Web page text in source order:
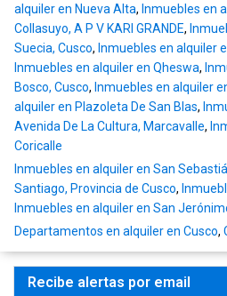
alquiler en Nueva Alta, Inmuebles en
Collasuyo, A P V KARI GRANDE,
Suecia, Cusco, Inmuebles en alquiler
Inmuebles en alquiler en Qheswa,
Bosco, Cusco, Inmuebles en alquiler
alquiler en Plazoleta De San Blas,
Avenida De La Cultura, Marcavalle,
Coricalle
Inmuebles en alquiler en San
Santiago, Provincia de Cusco,
Inmuebles en alquiler en San
Departamentos en alquiler en Cusco,
Recibe alertas por email